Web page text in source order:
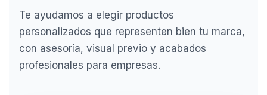
Te ayudamos a elegir productos
personalizados que representen bien tu marca,
con asesoría, visual previo y acabados
profesionales para empresas.